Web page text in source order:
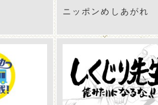
ニッポンめしあがれ